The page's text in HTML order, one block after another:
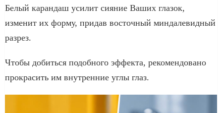
Белый карандаш усилит сияние Ваших глазок,
изменит их форму, придав восточный миндалевидный
разрез.
Чтобы добиться подобного эффекта, рекомендовано
прокрасить им внутренние углы глаз.